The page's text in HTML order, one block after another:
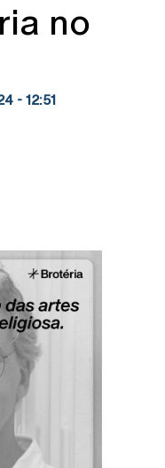
no
- 12:51